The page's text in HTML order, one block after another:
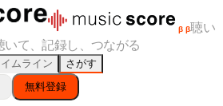
β β聴い
いて、記録し、つながる
イムライン
さがす
無料登録